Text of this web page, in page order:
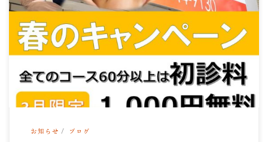
みなさんこんにちは。 やっと春めいて来ましたね。 陽射しが
美しいです。 今日は、3月のお得なキャンペ […]
お知らせ ブログ